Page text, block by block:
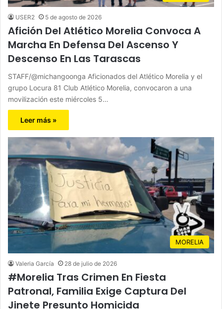
USER2 5 de agosto de 2026
Afición Del Atlético Morelia Convoca A
Marcha En Defensa Del Ascenso Y
Descenso En Las Tarascas
STAFF/@michangoonga Aficionados del Atlético Morelia y el
grupo Locura 81 Club Atlético Morelia, convocaron a una
movilización este miércoles 5…
Leer más »
MORELIA
Valeria García 28 de julio de 2026
#Morelia Tras Crimen En Fiesta
Patronal, Familia Exige Captura Del
Jinete Presunto Homicida